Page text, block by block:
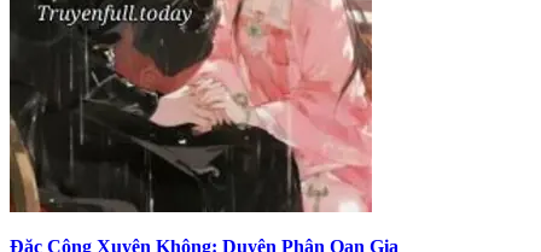
Đặc Công Xuyên Không: Duyên Phận Oan Gia